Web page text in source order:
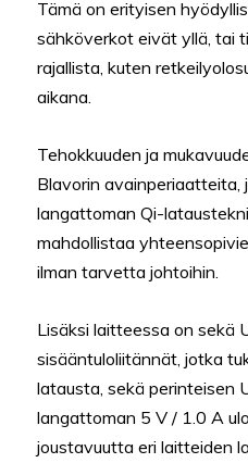
Tämä on erityisen
sähköverkot eivät yllä, tai
rajallista, kuten
aikana.
Tehokkuuden ja
Blavorin avainperiaatteita,
langattoman Qi-
mahdollistaa
ilman tarvetta johtoihin.
Lisäksi laitteessa on sekä
sisääntuloliitännät, jotka
latausta, sekä perinteisen
langattoman 5 V / 1.0 A
joustavuutta eri laitteiden